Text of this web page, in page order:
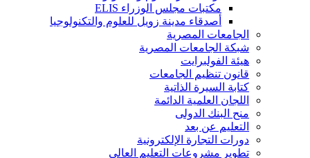
مكتبات مجلس الوزراء ELIS
أصدقاء مدينة زويل للعلوم والتكنولوجيا
الجامعات المصرية
شبكة الجامعات المصرية
هيئة الفولبرايت
قانون تنظيم الجامعات
كتابة السيرة الذاتية
اللجان العلمية الدائمة
منح البنك الدولى
التعليم عن بعد
دورات التجارة الإلكترونية
تطوير مشروعات التعليم العالى